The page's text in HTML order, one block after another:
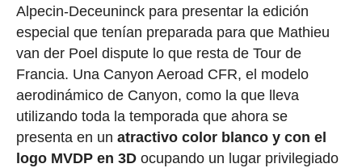
Alpecin-Deceuninck para presentar la edición
especial que tenían preparada para que Mathieu
van der Poel dispute lo que resta de Tour de
Francia. Una Canyon Aeroad CFR, el modelo
aerodinámico de Canyon, como la que lleva
utilizando toda la temporada que ahora se
presenta en un atractivo color blanco y con el
logo MVDP en 3Docupando un lugar privilegiado